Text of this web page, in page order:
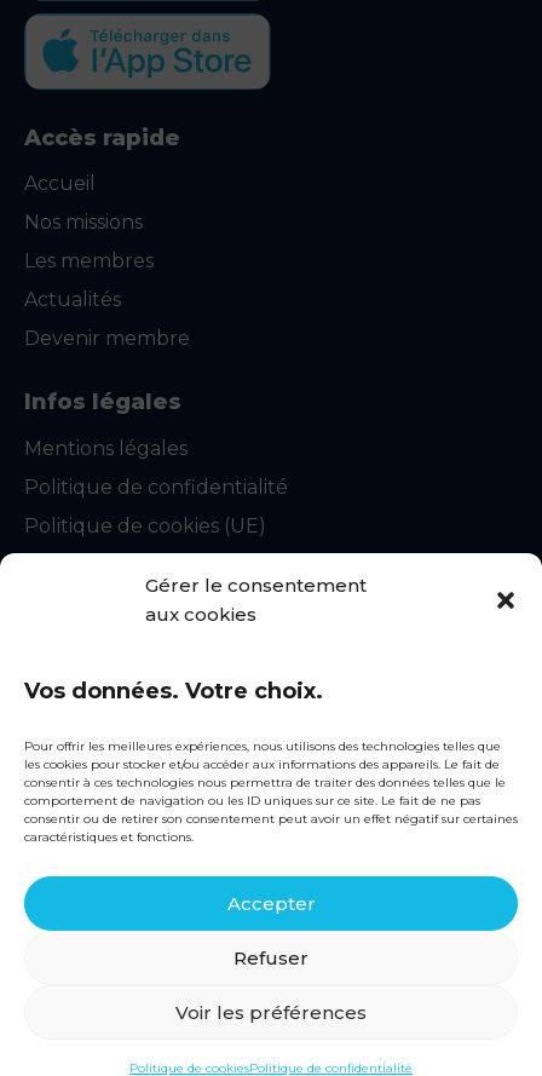
Gérer le consentement
aux cookies
Vos données. Votre choix.
Pour offrir les meilleures expériences, nous utilisons des technologies telles que
les cookies pour stocker et/ou accéder aux informations des appareils. Le fait de
consentir à ces technologies nous permettra de traiter des données telles que le
comportement de navigation ou les ID uniques sur ce site. Le fait de ne pas
consentir ou de retirer son consentement peut avoir un effet négatif sur certaines
caractéristiques et fonctions.
Accepter
Refuser
Voir les préférences
Politique de cookiesPolitique de confidentialité
Accès rapide
Accueil
Nos missions
Les membres
Actualités
Devenir membre
Infos légales
Mentions légales
Politique de confidentialité
Politique de cookies (UE)
Contact
snecorep@fntp.fr
01 44 13 31 51
Siège social
75008 PARIS
Cornet Communication®.